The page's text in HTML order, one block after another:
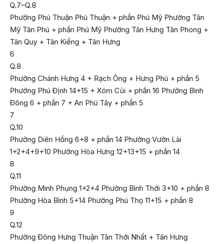
Q.7–Q.8
Phường Phú Thuận Phú Thuận + phần Phú Mỹ Phường Tân
Mỹ Tân Phú + phần Phú Mỹ Phường Tân Hưng Tân Phong +
Tân Quy + Tân Kiểng + Tân Hưng
6
Q.8
Phường Chánh Hưng 4 + Rạch Ông + Hưng Phú + phần 5
Phường Phú Định 14+15 + Xóm Củi + phần 16 Phường Bình
Đông 6 + phần 7 + An Phú Tây + phần 5
7
Q.10
Phường Diên Hồng 6+8 + phần 14 Phường Vườn Lài
1+2+4+9+10 Phường Hòa Hưng 12+13+15 + phần 14
8
Q.11
Phường Minh Phụng 1+2+4 Phường Bình Thới 3+10 + phần 8
Phường Hòa Bình 5+14 Phường Phú Thọ 11+15 + phần 8
9
Q.12
Phường Đông Hưng Thuận Tân Thới Nhất + Tân Hưng